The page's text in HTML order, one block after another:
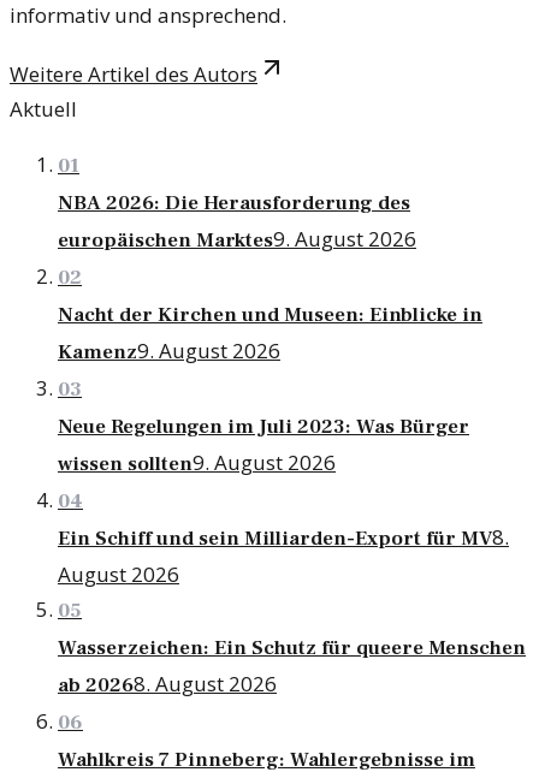
informativ und ansprechend.
Weitere Artikel des Autors
Aktuell
01
NBA 2026: Die Herausforderung des
europäischen Marktes9. August 2026
02
Nacht der Kirchen und Museen: Einblicke in
Kamenz9. August 2026
03
Neue Regelungen im Juli 2023: Was Bürger
wissen sollten9. August 2026
04
Ein Schiff und sein Milliarden-Export für MV8.
August 2026
05
Wasserzeichen: Ein Schutz für queere Menschen
ab 20268. August 2026
06
Wahlkreis 7 Pinneberg: Wahlergebnisse im